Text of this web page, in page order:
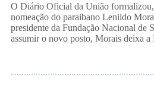
​O Diário Oficial da União formalizou,
nomeação do paraibano Lenildo
presidente da Fundação Nacional de
assumir o novo posto, Morais deixa